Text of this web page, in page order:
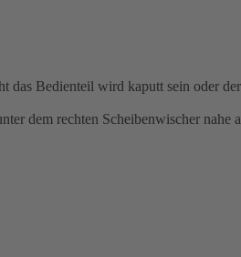
Bedienteil wird kaputt sein oder
dem rechten Scheibenwischer nahe